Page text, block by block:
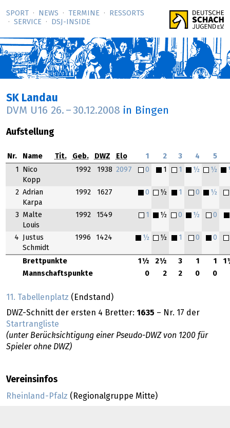
SPORT NEWS TERMINE
RESSORTS
SERVICE
DSJ-­INSIDE
SK Landau
DVM U16 26. – 30.12.2008 in Bingen
Aufstellung
Nr. Name Tit. Geb. DWZ Elo 1 2 3 4 5
Brettpunkte 1½ 2½ 3 1 1
Mannschaftspunkte
0 2 2 0 0
1
Nico
Kopp
1992 1938 2097 0 1 1 ½ ½
2 Adrian
Karpa
1992 1627 0 ½ 1 0 ½
3
Malte
Louis
1992 1549 1 ½ 0 ½ 0
4
Justus
Schmidt
1996 1424 ½ ½ 1 0 0
11. Tabellenplatz (Endstand)
DWZ-Schnitt der ersten 4 Bretter: 1635 – Nr. 17 der
Startrangliste
(unter Berücksichtigung einer Pseudo-DWZ von 1200 für
Spieler ohne DWZ)
Vereinsinfos
Rheinland-Pfalz (Regionalgruppe Mitte)